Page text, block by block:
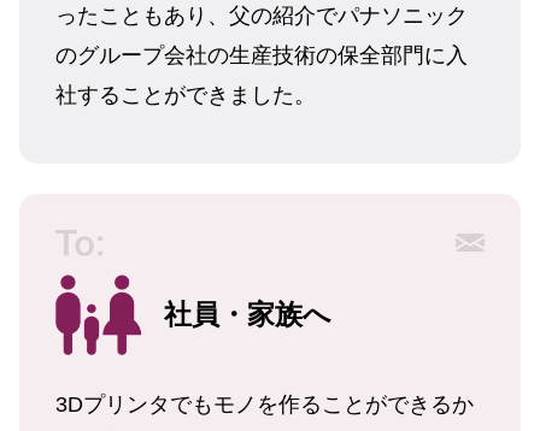
ったこともあり、父の紹介でパナソニック
のグループ会社の生産技術の保全部門に入
社することができました。
社員・家族へ
3Dプリンタでもモノを作ることができるか